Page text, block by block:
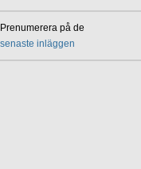
Prenumerera på de
senaste inläggen